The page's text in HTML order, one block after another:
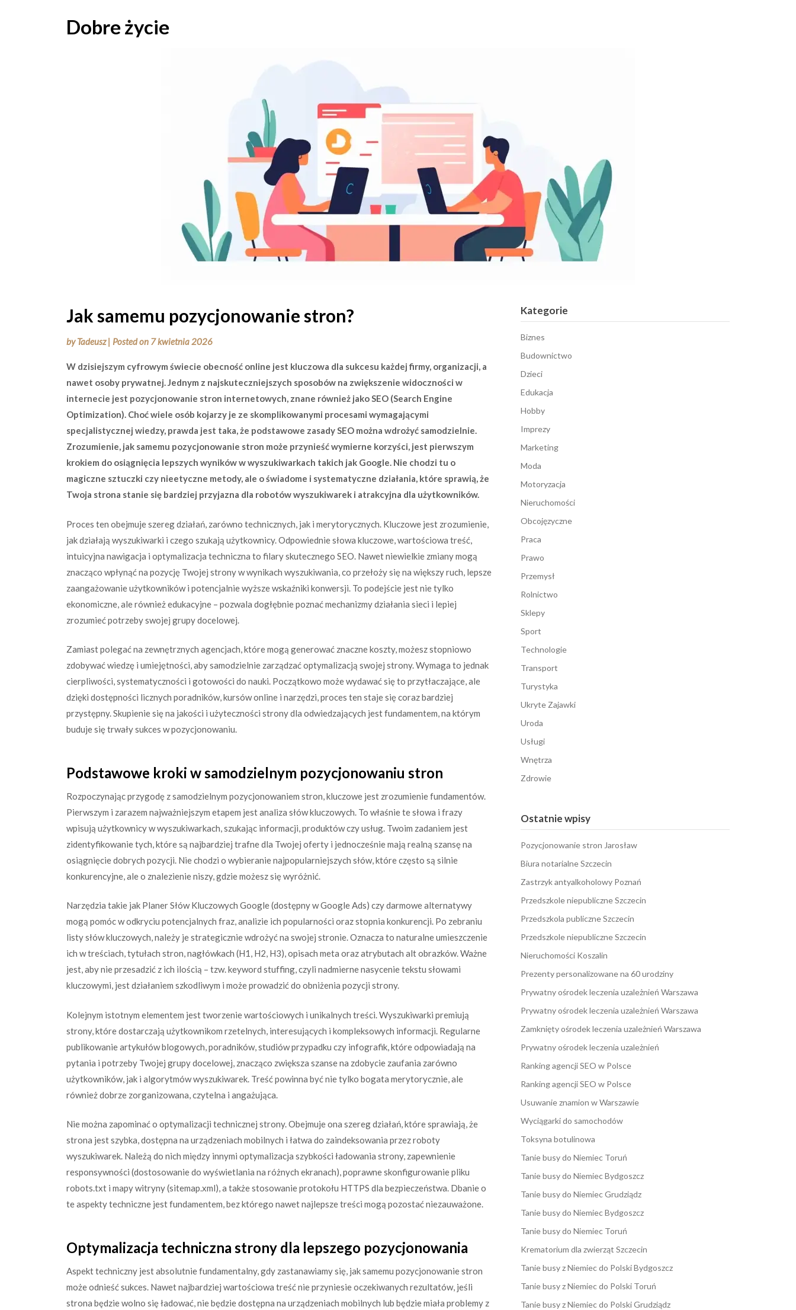
Dobre życie
Jak samemu pozycjonowanie stron?
byTadeusz | Posted on 7 kwietnia 2026
W dzisiejszym cyfrowym świecie obecność online jest kluczowa dla sukcesu każdej firmy, organizacji, a
nawet osoby prywatnej. Jednym z najskuteczniejszych sposobów na zwiększenie widoczności w
internecie jest pozycjonowanie stron internetowych, znane również jako SEO (Search Engine
Optimization). Choć wiele osób kojarzy je ze skomplikowanymi procesami wymagającymi
specjalistycznej wiedzy, prawda jest taka, że podstawowe zasady SEO można wdrożyć samodzielnie.
Zrozumienie, jak samemu pozycjonowanie stron może przynieść wymierne korzyści, jest pierwszym
krokiem do osiągnięcia lepszych wyników w wyszukiwarkach takich jak Google. Nie chodzi tu o
magiczne sztuczki czy nieetyczne metody, ale o świadome i systematyczne działania, które sprawią, że
Twoja strona stanie się bardziej przyjazna dla robotów wyszukiwarek i atrakcyjna dla użytkowników.
Proces ten obejmuje szereg działań, zarówno technicznych, jak i merytorycznych. Kluczowe jest zrozumienie,
jak działają wyszukiwarki i czego szukają użytkownicy. Odpowiednie słowa kluczowe, wartościowa treść,
intuicyjna nawigacja i optymalizacja techniczna to filary skutecznego SEO. Nawet niewielkie zmiany mogą
znacząco wpłynąć na pozycję Twojej strony w wynikach wyszukiwania, co przełoży się na większy ruch, lepsze
zaangażowanie użytkowników i potencjalnie wyższe wskaźniki konwersji. To podejście jest nie tylko
ekonomiczne, ale również edukacyjne – pozwala dogłębnie poznać mechanizmy działania sieci i lepiej
zrozumieć potrzeby swojej grupy docelowej.
Zamiast polegać na zewnętrznych agencjach, które mogą generować znaczne koszty, możesz stopniowo
zdobywać wiedzę i umiejętności, aby samodzielnie zarządzać optymalizacją swojej strony. Wymaga to jednak
cierpliwości, systematyczności i gotowości do nauki. Początkowo może wydawać się to przytłaczające, ale
dzięki dostępności licznych poradników, kursów online i narzędzi, proces ten staje się coraz bardziej
przystępny. Skupienie się na jakości i użyteczności strony dla odwiedzających jest fundamentem, na którym
buduje się trwały sukces w pozycjonowaniu.
Podstawowe kroki w samodzielnym pozycjonowaniu stron
Rozpoczynając przygodę z samodzielnym pozycjonowaniem stron, kluczowe jest zrozumienie fundamentów.
Pierwszym i zarazem najważniejszym etapem jest analiza słów kluczowych. To właśnie te słowa i frazy
wpisują użytkownicy w wyszukiwarkach, szukając informacji, produktów czy usług. Twoim zadaniem jest
zidentyfikowanie tych, które są najbardziej trafne dla Twojej oferty i jednocześnie mają realną szansę na
osiągnięcie dobrych pozycji. Nie chodzi o wybieranie najpopularniejszych słów, które często są silnie
konkurencyjne, ale o znalezienie niszy, gdzie możesz się wyróżnić.
Narzędzia takie jak Planer Słów Kluczowych Google (dostępny w Google Ads) czy darmowe alternatywy
mogą pomóc w odkryciu potencjalnych fraz, analizie ich popularności oraz stopnia konkurencji. Po zebraniu
listy słów kluczowych, należy je strategicznie wdrożyć na swojej stronie. Oznacza to naturalne umieszczenie
ich w treściach, tytułach stron, nagłówkach (H1, H2, H3), opisach meta oraz atrybutach alt obrazków. Ważne
jest, aby nie przesadzić z ich ilością – tzw. keyword stuffing, czyli nadmierne nasycenie tekstu słowami
kluczowymi, jest działaniem szkodliwym i może prowadzić do obniżenia pozycji strony.
Kolejnym istotnym elementem jest tworzenie wartościowych i unikalnych treści. Wyszukiwarki premiują
strony, które dostarczają użytkownikom rzetelnych, interesujących i kompleksowych informacji. Regularne
publikowanie artykułów blogowych, poradników, studiów przypadku czy infografik, które odpowiadają na
pytania i potrzeby Twojej grupy docelowej, znacząco zwiększa szanse na zdobycie zaufania zarówno
użytkowników, jak i algorytmów wyszukiwarek. Treść powinna być nie tylko bogata merytorycznie, ale
również dobrze zorganizowana, czytelna i angażująca.
Nie można zapominać o optymalizacji technicznej strony. Obejmuje ona szereg działań, które sprawiają, że
strona jest szybka, dostępna na urządzeniach mobilnych i łatwa do zaindeksowania przez roboty
wyszukiwarek. Należą do nich między innymi optymalizacja szybkości ładowania strony, zapewnienie
responsywności (dostosowanie do wyświetlania na różnych ekranach), poprawne skonfigurowanie pliku
robots.txt i mapy witryny (sitemap.xml), a także stosowanie protokołu HTTPS dla bezpieczeństwa. Dbanie o
te aspekty techniczne jest fundamentem, bez którego nawet najlepsze treści mogą pozostać niezauważone.
Optymalizacja techniczna strony dla lepszego pozycjonowania
Aspekt techniczny jest absolutnie fundamentalny, gdy zastanawiamy się, jak samemu pozycjonowanie stron
może odnieść sukces. Nawet najbardziej wartościowa treść nie przyniesie oczekiwanych rezultatów, jeśli
strona będzie wolno się ładować, nie będzie dostępna na urządzeniach mobilnych lub będzie miała problemy z
Kategorie
Biznes
Budownictwo
Dzieci
Edukacja
Hobby
Imprezy
Marketing
Moda
Motoryzacja
Nieruchomości
Obcojęzyczne
Praca
Prawo
Przemysł
Rolnictwo
Sklepy
Sport
Technologie
Transport
Turystyka
Ukryte Zajawki
Uroda
Usługi
Wnętrza
Zdrowie
Ostatnie wpisy
Pozycjonowanie stron Jarosław
Biura notarialne Szczecin
Zastrzyk antyalkoholowy Poznań
Przedszkole niepubliczne Szczecin
Przedszkola publiczne Szczecin
Przedszkole niepubliczne Szczecin
Nieruchomości Koszalin
Prezenty personalizowane na 60 urodziny
Prywatny ośrodek leczenia uzależnień Warszawa
Prywatny ośrodek leczenia uzależnień Warszawa
Zamknięty ośrodek leczenia uzależnień Warszawa
Prywatny ośrodek leczenia uzależnień
Ranking agencji SEO w Polsce
Ranking agencji SEO w Polsce
Usuwanie znamion w Warszawie
Wyciągarki do samochodów
Toksyna botulinowa
Tanie busy do Niemiec Toruń
Tanie busy do Niemiec Bydgoszcz
Tanie busy do Niemiec Grudziądz
Tanie busy do Niemiec Bydgoszcz
Tanie busy do Niemiec Toruń
Krematorium dla zwierząt Szczecin
Tanie busy z Niemiec do Polski Bydgoszcz
Tanie busy z Niemiec do Polski Toruń
Tanie busy z Niemiec do Polski Grudziądz